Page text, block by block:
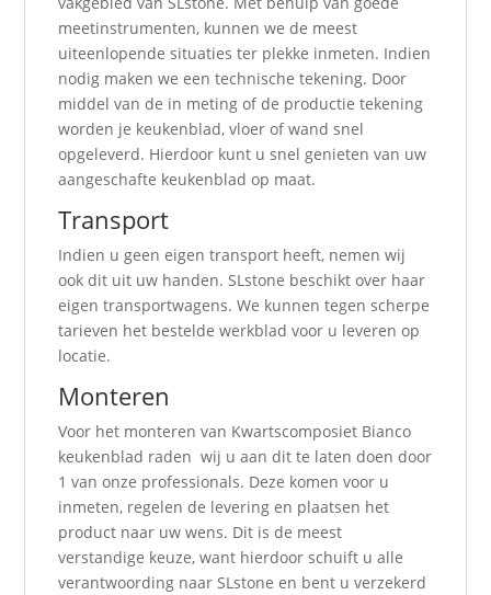
meetinstrumenten, kunnen we de meest
uiteenlopende situaties ter plekke inmeten. Indien
nodig maken we een technische tekening. Door
middel van de in meting of de productie tekening
worden je keukenblad, vloer of wand snel
opgeleverd. Hierdoor kunt u snel genieten van uw
aangeschafte keukenblad op maat.
Transport
Indien u geen eigen transport heeft, nemen wij
ook dit uit uw handen. SLstone beschikt over haar
eigen transportwagens. We kunnen tegen scherpe
tarieven het bestelde werkblad voor u leveren op
locatie.
Monteren
Voor het monteren van Kwartscomposiet Bianco
keukenblad raden wij u aan dit te laten doen door
1 van onze professionals. Deze komen voor u
inmeten, regelen de levering en plaatsen het
product naar uw wens. Dit is de meest
verstandige keuze, want hierdoor schuift u alle
verantwoording naar SLstone en bent u verzekerd